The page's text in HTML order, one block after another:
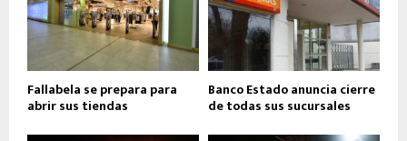
Fallabela se prepara para
abrir sus tiendas
Banco Estado anuncia cierre
de todas sus sucursales